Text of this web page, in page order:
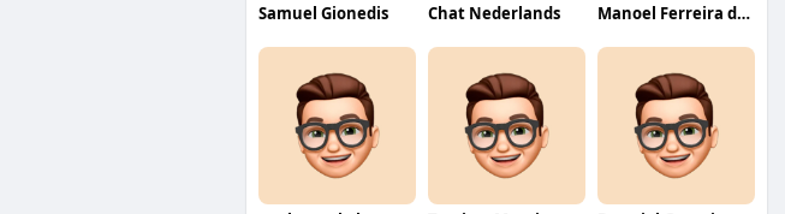
Samuel Gionedis Chat Nederlands Manoel Ferreira dos Santos junior